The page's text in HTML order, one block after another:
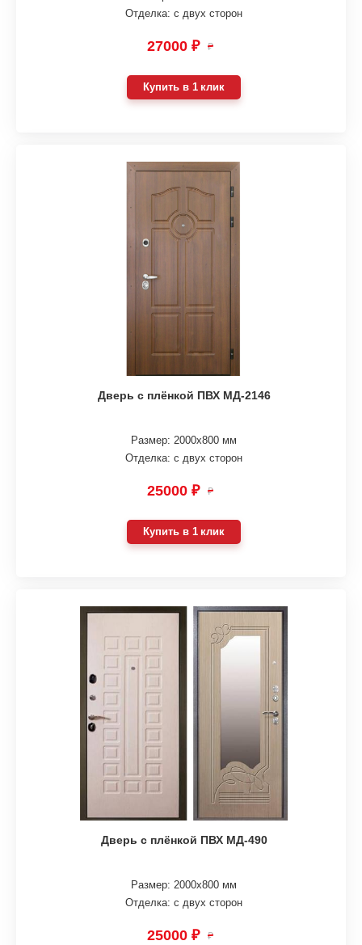
Отделка: с двух сторон
27000 ₽ ₽
Купить в 1 клик
Дверь с плёнкой ПВХ МД-2146
Размер: 2000х800 мм
Отделка: с двух сторон
25000 ₽ ₽
Купить в 1 клик
Дверь с плёнкой ПВХ МД-490
Размер: 2000х800 мм
Отделка: с двух сторон
25000 ₽ ₽